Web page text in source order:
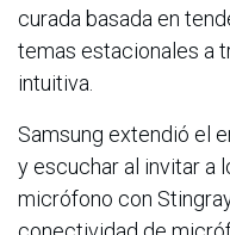
curada basada en
temas estacionales a
intuitiva.
Samsung extendió el
y escuchar al invitar a
micrófono con